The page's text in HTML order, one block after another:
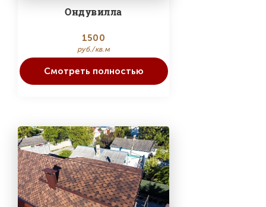
Ондувилла
1500
руб./кв.м
Смотреть полностью